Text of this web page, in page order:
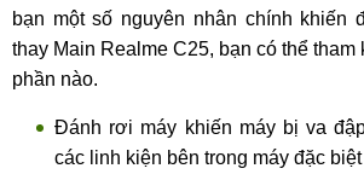
bạn một số nguyên nhân chính khiến
thay Main Realme C25, bạn có thể
phần nào.
Đánh rơi máy khiến máy bị va
các linh kiện bên trong máy đặc